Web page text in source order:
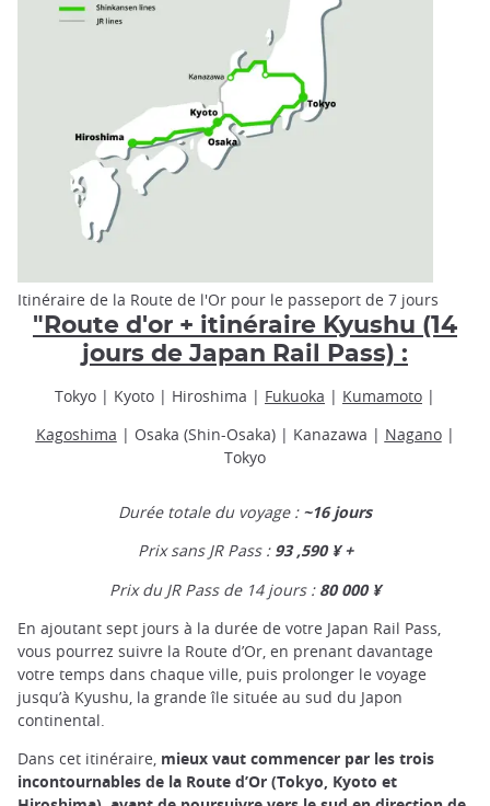
Itinéraire de la Route de l'Or pour le passeport de 7 jours
"Route d'or + itinéraire Kyushu (14
jours de Japan Rail Pass) :
Tokyo | Kyoto | Hiroshima | Fukuoka | Kumamoto |
Kagoshima | Osaka (Shin-Osaka) | Kanazawa | Nagano|
Tokyo
Durée totale du voyage : ~16 jours
Prix sans JR Pass :93 ,590 ¥ +
Prix du JR Pass de 14 jours : 80 000 ¥
En ajoutant sept jours à la durée de votre Japan Rail Pass,
vous pourrez suivre la Route d’Or, en prenant davantage
votre temps dans chaque ville, puis prolonger le voyage
jusqu’à Kyushu, la grande île située au sud du Japon
continental.
Dans cet itinéraire, mieux vaut commencer par les trois
incontournables de la Route d’Or (Tokyo, Kyoto et